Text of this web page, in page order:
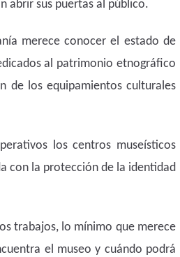
abrir sus puertas al público.
merece conocer el estado de
al patrimonio etnográfico
de los equipamientos culturales
los centros museísticos
con la protección de la identidad
trabajos, lo mínimo que merece
el museo y cuándo podrá